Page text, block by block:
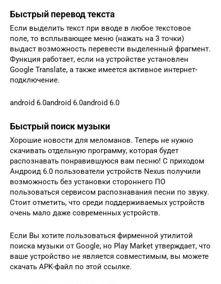
Быстрый перевод текста
Если выделить текст при вводе в любое текстовое
поле, то всплывающее меню (нажать на 3 точки)
выдаст возможность перевести выделенный фрагмент.
Функция работает, если на устройстве установлен
Google Translate, а также имеется активное интернет-
подключение.
android 6.0android 6.0android 6.0
Быстрый поиск музыки
Хорошие новости для меломанов. Теперь не нужно
скачивать отдельную программу, которая будет
распознавать понравившуюся вам песню! С приходом
Андроид 6.0 пользователи устройств Nexus получили
возможность без установки стороннего ПО
пользоваться сервисом распознавания песни по звуку.
Стоит отметить, что среди поддерживаемых устройств
очень мало даже современных устройств.
Если Вы хотите пользоваться фирменной утилитой
поиска музыки от Google, но Play Market утверждает, что
ваше устройство не является совместимым, вы можете
скачать APK-файл по этой ссылке.